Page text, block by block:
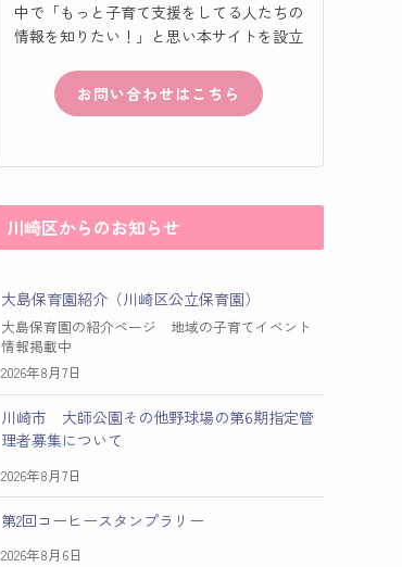
中で「もっと子育て支援をしてる人たちの
情報を知りたい！」と思い本サイトを設立
お問い合わせはこちら
川崎区からのお知らせ
大島保育園紹介（川崎区公立保育園）
2026年8月7日
大島保育園の紹介ページ 地域の子育てイベント
情報掲載中
川崎市 大師公園その他野球場の第6期指定管
理者募集について
2026年8月7日
第2回コーヒースタンプラリー
2026年8月6日